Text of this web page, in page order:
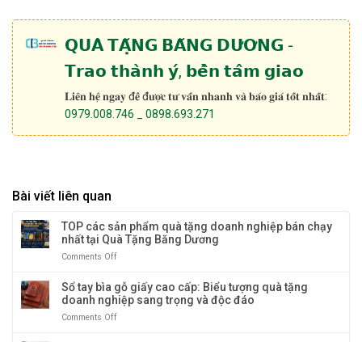
𝗤𝗨𝗔̀ 𝗧𝗔̣̆𝗡𝗚 𝗕𝗔̆𝗡𝗚 𝗗𝗨̛𝗢̛𝗡𝗚 -
𝗧𝗿𝗮𝗼 𝘁𝗵𝗮̀𝗻𝗵 𝘆́, 𝗯𝗲̂̀𝗻 𝘁𝗮̂𝗺 𝗴𝗶𝗮𝗼
𝐋𝐢𝐞̂𝐧 𝐡𝐞̣̂ 𝐧𝐠𝐚𝐲 đ𝐞̂̉ đ𝐮̛𝐨̛̣𝐜 𝐭𝐮̛ 𝐯𝐚̂́𝐧 𝐧𝐡𝐚𝐧𝐡 𝐯𝐚̀ 𝐛𝐚́𝐨 𝐠𝐢𝐚́ 𝐭𝐨̂́𝐭 𝐧𝐡𝐚̂́𝐭:
0979.008.746 _ 0898.693.271
Bài viết liên quan
TOP các sản phẩm quà tặng doanh nghiệp bán chạy
nhất tại Quà Tặng Băng Dương
Comments Off
các
sản
phẩm
Sổ tay bìa gỗ giấy cao cấp: Biểu tượng quà tặng
doanh nghiệp sang trọng và độc đáo
Comments Off